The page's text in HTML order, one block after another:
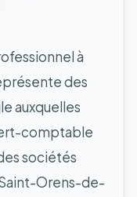
à
des
auxquelles
comptable
sociétés
Orens-de-